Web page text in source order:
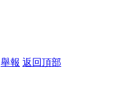
舉報 返回頂部